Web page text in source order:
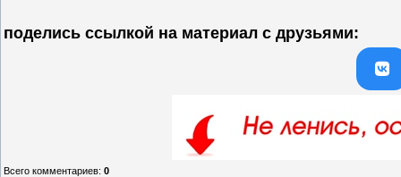
поделись ссылкой на материал c друзьями:
Всего комментариев: 0